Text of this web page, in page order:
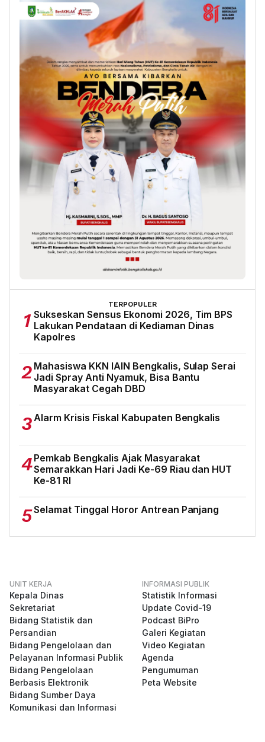
TERPOPULER
1 Sukseskan Sensus Ekonomi 2026, Tim BPS
Lakukan Pendataan di Kediaman Dinas
Kapolres
2 Mahasiswa KKN IAIN Bengkalis, Sulap Serai
Jadi Spray Anti Nyamuk, Bisa Bantu
Masyarakat Cegah DBD
3 Alarm Krisis Fiskal Kabupaten Bengkalis
4Pemkab Bengkalis Ajak Masyarakat
Semarakkan Hari Jadi Ke-69 Riau dan HUT
Ke-81 RI
5Selamat Tinggal Horor Antrean Panjang
UNIT KERJA
Kepala Dinas
Sekretariat
Bidang Statistik dan
Persandian
Bidang Pengelolaan dan
Pelayanan Informasi Publik
Bidang Pengelolaan
Berbasis Elektronik
Bidang Sumber Daya
Komunikasi dan Informasi
INFORMASI PUBLIK
Statistik Informasi
Update Covid-19
Podcast BiPro
Galeri Kegiatan
Video Kegiatan
Agenda
Pengumuman
Peta Website